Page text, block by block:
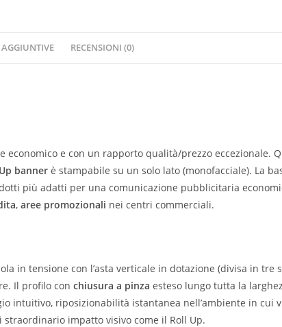
RECENSIONI (0)
e con un rapporto qualità/prezzo eccezionale.
banner è stampabile su un solo lato (monofacciale). La
più adatti per una comunicazione pubblicitaria
, aree promozionali nei centri commerciali.
in tensione con l’asta verticale in dotazione (divisa in tre
Il profilo con chiusura a pinza esteso lungo tutta la
intuitivo, riposizionabilità istantanea nell’ambiente in cui
impatto visivo come il Roll Up.